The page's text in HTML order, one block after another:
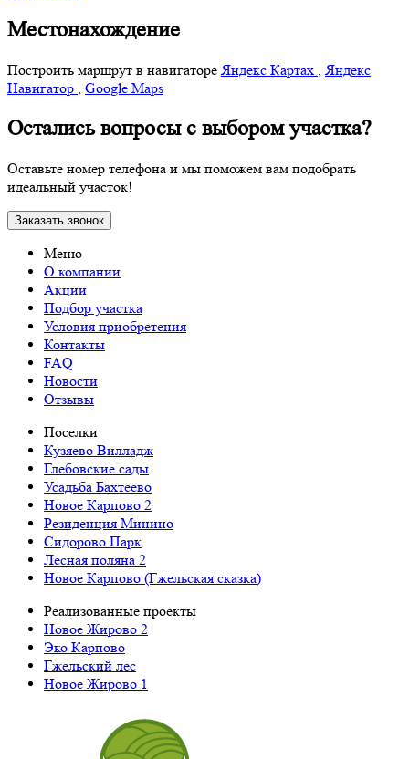
Местонахождение
Построить маршрут в навигатореЯндекс Картах ,Яндекс
Навигатор , Google Maps
Остались вопросы с выбором участка?
Оставьте номер телефона и мы поможем вам подобрать
идеальный участок!
Заказать звонок
Меню
О компании
Акции
Подбор участка
Условия приобретения
Контакты
FAQ
Новости
Отзывы
Поселки
Кузяево Вилладж
Глебовские сады
Усадьба Бахтеево
Новое Карпово 2
Резиденция Минино
Сидорово Парк
Лесная поляна 2
Новое Карпово (Гжельская сказка)
Реализованные проекты
Новое Жирово 2
Эко Карпово
Гжельский лес
Новое Жирово 1